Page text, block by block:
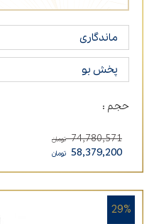
ماندگاری
پخش بو
حجم :
74,780,571 تومان
58,379,200 تومان
29%